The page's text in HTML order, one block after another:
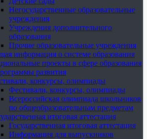
Негосударственные образовательные
учреждения
Учреждения дополнительного
образования
Прочие образовательные учреждения
информация о системе образования
проекты в сфере образования
развития
конкурсы, олимпиады
Фестивали, конкурсы, олимпиады
Всероссийская олимпиада школьников
по общеобразовательным предметам
итоговая аттестация
Государственная итоговая аттестация
Информация для выпускников